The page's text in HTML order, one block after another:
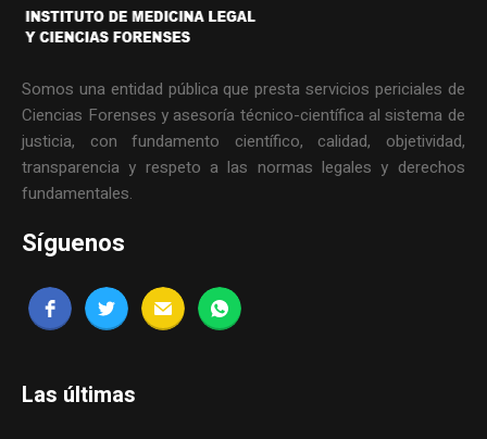
Somos una entidad pública que presta servicios periciales de
Ciencias Forenses y asesoría técnico-científica al sistema de
justicia, con fundamento científico, calidad, objetividad,
transparencia y respeto a las normas legales y derechos
fundamentales.
Síguenos
Las últimas